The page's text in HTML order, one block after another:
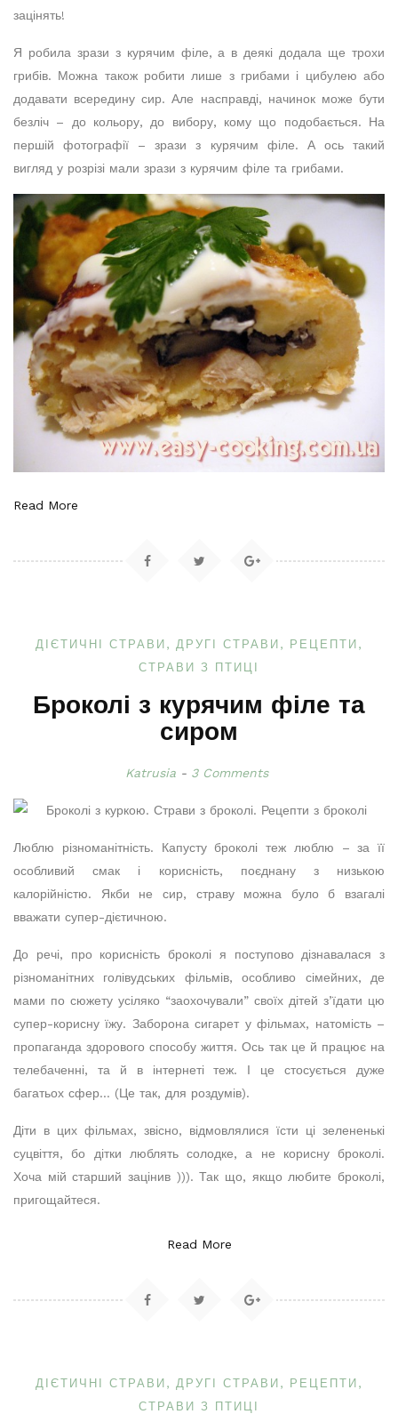
зацінять!
Я робила зрази з курячим філе, а в деякі додала ще трохи
грибів. Можна також робити лише з грибами і цибулею або
додавати всередину сир. Але насправді, начинок може бути
безліч – до кольору, до вибору, кому що подобається. На
першій фотографії – зрази з курячим філе. А ось такий
вигляд у розрізі мали зрази з курячим філе та грибами.
Read More
ДІЄТИЧНІ СТРАВИ ДРУГІ СТРАВИ
РЕЦЕПТИ
СТРАВИ З ПТИЦІ
Броколі з курячим філе та
сиром
Katrusia 3 Comments
Люблю різноманітність. Капусту броколі теж люблю – за її
особливий смак і корисність, поєднану з низькою
калорійністю. Якби не сир, страву можна було б взагалі
вважати супер-дієтичною.
До речі, про корисність броколі я поступово дізнавалася з
різноманітних голівудських фільмів, особливо сімейних, де
мами по сюжету усіляко “заохочували” своїх дітей з’їдати цю
супер-корисну їжу. Заборона сигарет у фільмах, натомість –
пропаганда здорового способу життя. Ось так це й працює на
телебаченні, та й в інтернеті теж. І це стосується дуже
багатьох сфер… (Це так, для роздумів).
Діти в цих фільмах, звісно, відмовлялися їсти ці зелененькі
суцвіття, бо дітки люблять солодке, а не корисну броколі.
Хоча мій старший зацінив ))). Так що, якщо любите броколі,
пригощайтеся.
Read More
ДІЄТИЧНІ СТРАВИ ДРУГІ СТРАВИ
РЕЦЕПТИ
СТРАВИ З ПТИЦІ